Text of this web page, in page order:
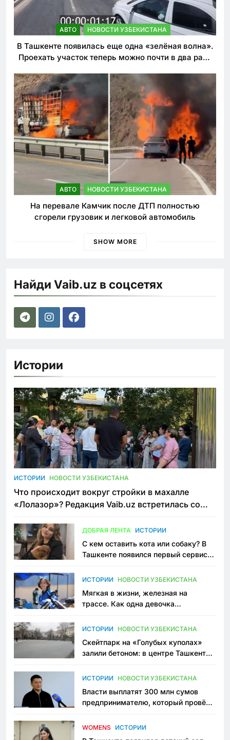
АВТО НОВОСТИ УЗБЕКИСТАНА
В Ташкенте появилась еще одна «зелёная волна».
Проехать участок теперь можно почти в два раза
АВТО НОВОСТИ УЗБЕКИСТАНА
На перевале Камчик после ДТП полностью
сгорели грузовик и легковой автомобиль
SHOW MORE
Найди Vaib.uz в соцсетях
Истории
ИСТОРИИ НОВОСТИ УЗБЕКИСТАНА
Что происходит вокруг стройки в махалле
«Лолазор»? Редакция Vaib.uz встретилась со
ДОБРАЯ ЛЕНТА ИСТОРИИ
С кем оставить кота или собаку? В
Ташкенте появился первый сервис
ИСТОРИИ НОВОСТИ УЗБЕКИСТАНА
Мягкая в жизни, железная на
трассе. Как одна девочка
Узбекистане
ИСТОРИИ НОВОСТИ УЗБЕКИСТАНА
Скейтпарк на «Голубых куполах»
залили бетоном: в центре Ташкента
пространство
ИСТОРИИ НОВОСТИ УЗБЕКИСТАНА
Власти выплатят 300 млн сумов
предпринимателю, который провёл
приговору
WOMENS ИСТОРИИ